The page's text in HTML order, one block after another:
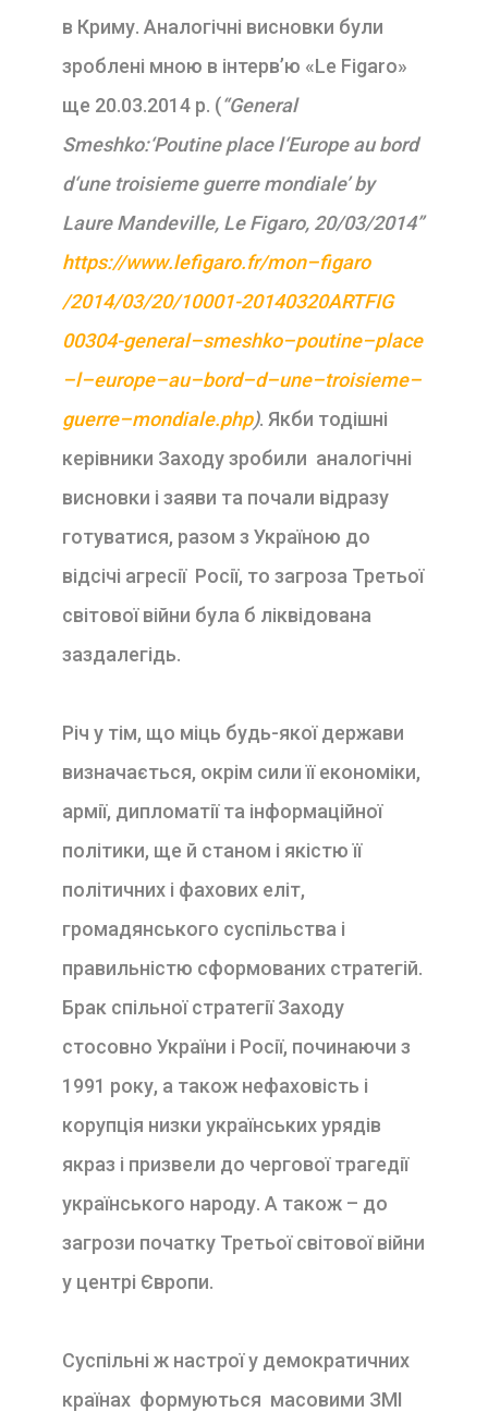
в Криму. Аналогічні висновки були
зроблені мною в інтерв’ю «Le Figаro»
ще 20.03.2014 р. (“General
Smeshko:‘Poutine place l‘Europe au bord
d‘une troisieme guerre mondiale’by
Laure Mandeville, Le Figaro, 20/03/2014”
https://www.lefigaro.fr/mon–figaro
/2014/03/20/10001-20140320ARTFIG
00304-general–smeshko–poutine–place
–l–europe–au–bord–d–une–troisieme–
guerre–mondiale.php). Якби тодішні
керівники Заходу зробили аналогічні
висновки і заяви та почали відразу
готуватися, разом з Україною до
відсічі агресії Росії, то загроза Третьої
світової війни була б ліквідована
заздалегідь.
Річ у тім, що міць будь-якої держави
визначається, окрім сили її економіки,
армії, дипломатії та інформаційної
політики, ще й станом і якістю її
політичних і фахових еліт,
громадянського суспільства і
правильністю сформованих стратегій.
Брак спільної стратегії Заходу
стосовно України і Росії, починаючи з
1991 року, а також нефаховість і
корупція низки українських урядів
якраз і призвели до чергової трагедії
українського народу. А також – до
загрози початку Третьої світової війни
у центрі Європи.
Суспільні ж настрої у демократичних
країнах формуються масовими ЗМІ